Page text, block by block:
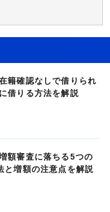
籍確認なしで借りられ
借りる方法を解説
額審査に落ちる5つの
と増額の注意点を解説